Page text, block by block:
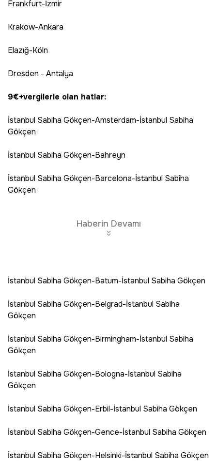
Frankfurt-İzmir
Krakow-Ankara
Elazığ-Köln
Dresden - Antalya
9€+vergilerle olan hatlar:
İstanbul Sabiha Gökçen-Amsterdam-İstanbul Sabiha
Gökçen
İstanbul Sabiha Gökçen-Bahreyn
İstanbul Sabiha Gökçen-Barcelona-İstanbul Sabiha
Gökçen
Haberin Devamı
İstanbul Sabiha Gökçen-Batum-İstanbul Sabiha Gökçen
İstanbul Sabiha Gökçen-Belgrad-İstanbul Sabiha
Gökçen
İstanbul Sabiha Gökçen-Birmingham-İstanbul Sabiha
Gökçen
İstanbul Sabiha Gökçen-Bologna-İstanbul Sabiha
Gökçen
İstanbul Sabiha Gökçen-Erbil-İstanbul Sabiha Gökçen
İstanbul Sabiha Gökçen-Gence-İstanbul Sabiha Gökçen
İstanbul Sabiha Gökçen-Helsinki-İstanbul Sabiha Gökçen